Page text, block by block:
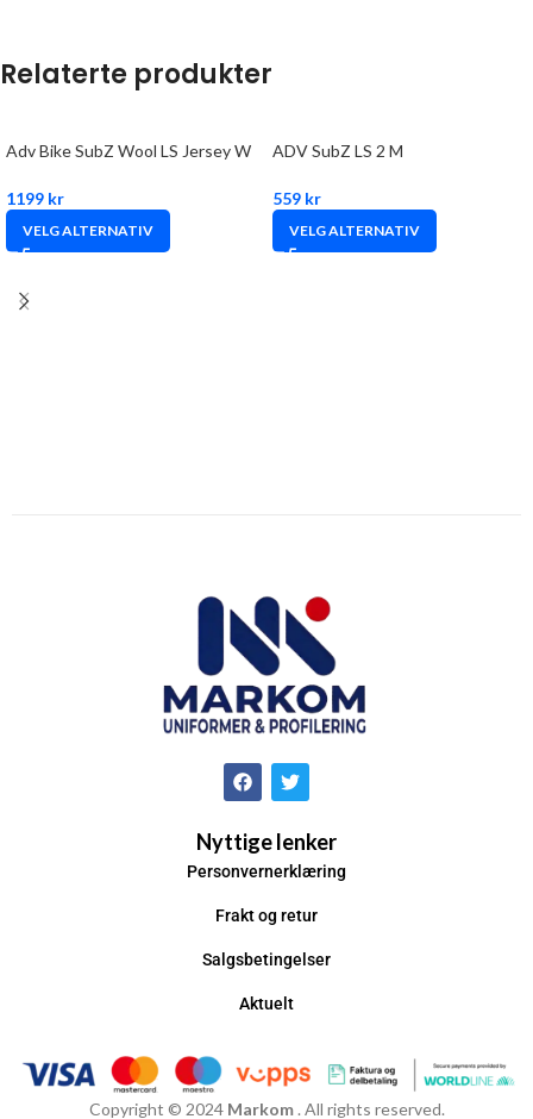
Relaterte produkter
Adv Bike SubZ Wool LS Jersey W
1199 kr
VELG ALTERNATIV
ADV SubZ LS 2 M
559 kr
VELG ALTERNATIV
Nyttige lenker
Personvernerklæring
Frakt og retur
Salgsbetingelser
Aktuelt
Copyright © 2024 Markom. All rights reserved.